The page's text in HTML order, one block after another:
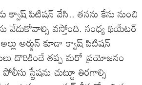
క్వాష్ పిటిషన్ వేసి.. తనను కేసు నుంచి
వేడుకోవాల్సి వస్తోంది. సంధ్య థియేటర్
అర్జున్ కూడా క్వాష్ పిటిషన్
దొరికిందే తప్ప మరో ప్రయోజనం
స్టేషను చుట్టూ తిరగాల్సి